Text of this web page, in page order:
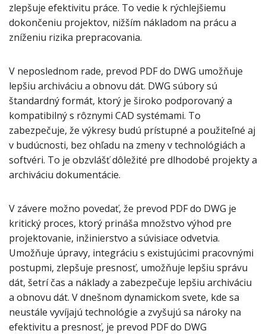
zlepšuje efektivitu práce. To vedie k rýchlejšiemu
dokončeniu projektov, nižším nákladom na prácu a
zníženiu rizika prepracovania.
V neposlednom rade, prevod PDF do DWG umožňuje
lepšiu archiváciu a obnovu dát. DWG súbory sú
štandardný formát, ktorý je široko podporovaný a
kompatibilný s rôznymi CAD systémami. To
zabezpečuje, že výkresy budú prístupné a použiteľné aj
v budúcnosti, bez ohľadu na zmeny v technológiách a
softvéri. To je obzvlášť dôležité pre dlhodobé projekty a
archiváciu dokumentácie.
V závere možno povedať, že prevod PDF do DWG je
kritický proces, ktorý prináša množstvo výhod pre
projektovanie, inžinierstvo a súvisiace odvetvia.
Umožňuje úpravy, integráciu s existujúcimi pracovnými
postupmi, zlepšuje presnosť, umožňuje lepšiu správu
dát, šetrí čas a náklady a zabezpečuje lepšiu archiváciu
a obnovu dát. V dnešnom dynamickom svete, kde sa
neustále vyvíjajú technológie a zvyšujú sa nároky na
efektivitu a presnosť, je prevod PDF do DWG